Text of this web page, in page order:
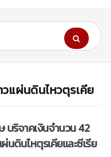
แผ่นดินไหวตุรเคีย
บริจาคเงินจำนวน 42
นดินไหตุรเคียและซีเรีย